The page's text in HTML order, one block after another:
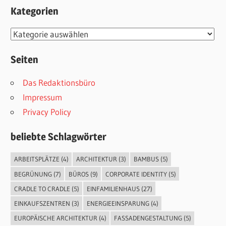
Kategorien
Kategorien
Seiten
Das Redaktionsbüro
Impressum
Privacy Policy
beliebte Schlagwörter
ARBEITSPLÄTZE (4) ARCHITEKTUR(3) BAMBUS(5)
BEGRÜNUNG(7) BÜROS(9) CORPORATE IDENTITY(5)
CRADLE TO CRADLE (5) EINFAMILIENHAUS(27)
EINKAUFSZENTREN (3) ENERGIEEINSPARUNG(4)
EUROPÄISCHE ARCHITEKTUR (4) FASSADENGESTALTUNG(5)